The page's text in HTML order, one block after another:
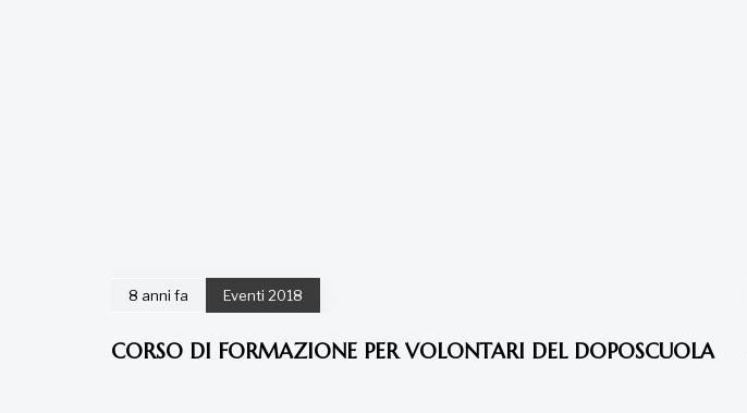
8 anni fa Eventi 2018
CORSO DI FORMAZIONE PER VOLONTARI DEL DOPOSCUOLA